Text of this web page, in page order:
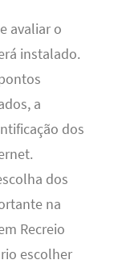
avaliar o
instalado.
a
dos
dos
na
Recreio
escolher